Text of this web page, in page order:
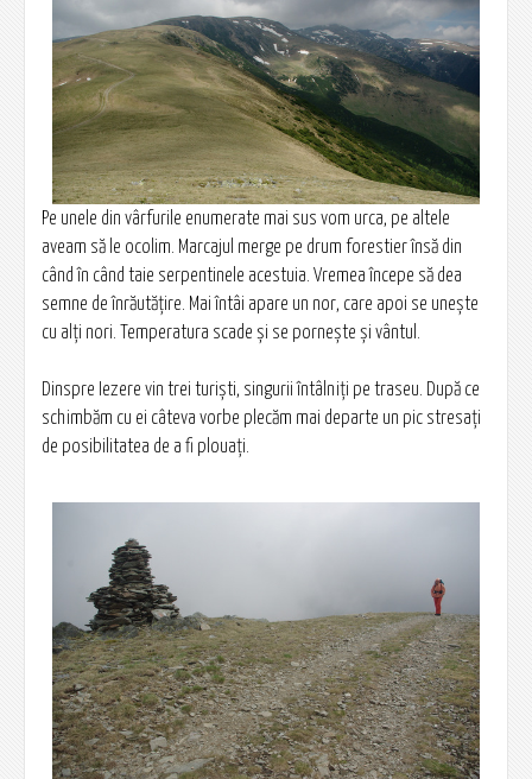
Pe unele din vârfurile enumerate mai sus vom urca, pe altele
aveam să le ocolim. Marcajul merge pe drum forestier însă din
când în când taie serpentinele acestuia. Vremea începe să dea
semne de înrăutăţire. Mai întâi apare un nor, care apoi se uneşte
cu alţi nori. Temperatura scade şi se porneşte şi vântul.
Dinspre Iezere vin trei turişti, singurii întâlniţi pe traseu. După ce
schimbăm cu ei câteva vorbe plecăm mai departe un pic stresaţi
de posibilitatea de a fi plouaţi.